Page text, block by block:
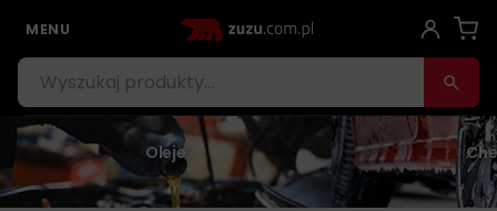
MENU
Oleje